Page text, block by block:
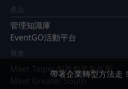
產品
管理知識庫
EventGO活動平台
展會
Meet Taipei 創新創業嘉年華
Meet Greater South
帶著企業轉型方法走！